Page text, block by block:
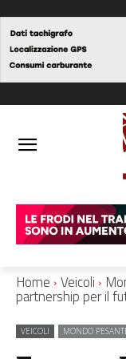
Home Veicoli
partnership per il
VEICOLI MONDO